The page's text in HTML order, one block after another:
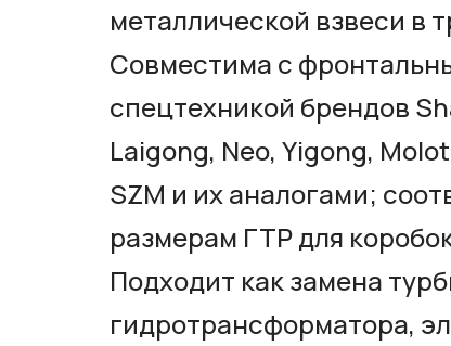
металлической взвеси в
Совместима с
спецтехникой брендов
Laigong, Neo, Yigong,
SZM и их аналогами;
размерам ГТР для
Подходит как замена
гидротрансформатора,